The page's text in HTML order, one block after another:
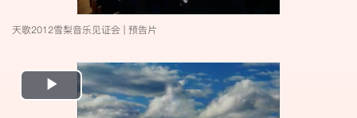
天歌2012雪梨音乐见证会 | 预告片
Play
Video